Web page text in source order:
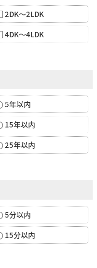
2DK～2LDK
4DK～4LDK
5年以内
15年以内
25年以内
5分以内
15分以内